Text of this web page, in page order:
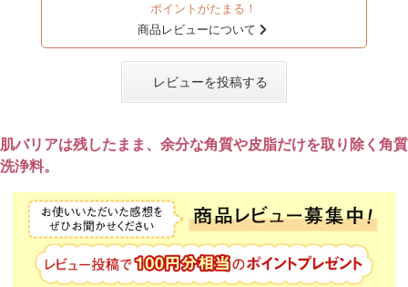
ポイントがたまる！
商品レビューについて
レビューを投稿する
肌バリアは残したまま、余分な角質や皮脂だけを取り除く角質
洗浄料。